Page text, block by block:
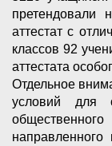
претендовали
аттестат с
классов 92
аттестата
Отдельное
условий для